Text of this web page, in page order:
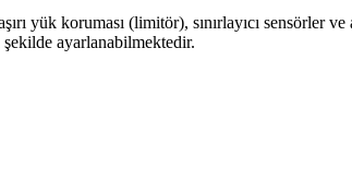
yük koruması (limitör), sınırlayıcı sensörler
ayarlanabilmektedir.